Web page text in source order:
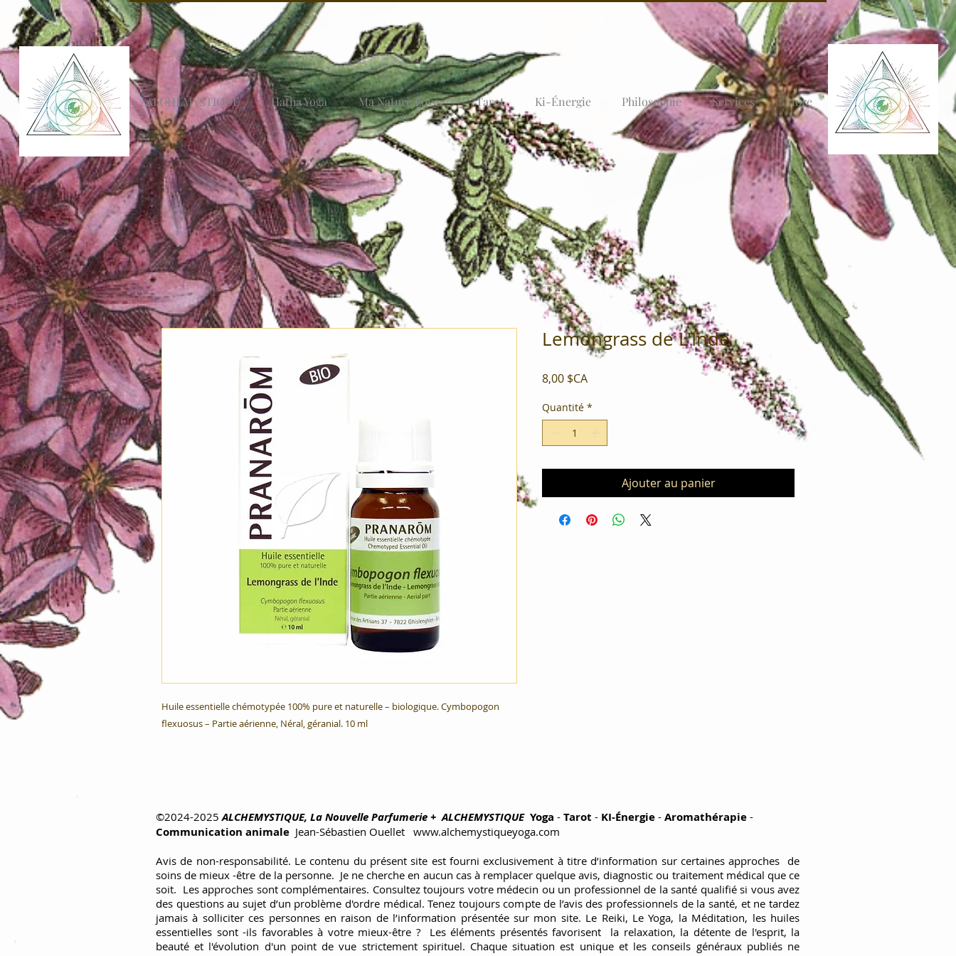
ALCHEMYSTIQUE Hatha Yoga Ma Nature Lovée Tarot Ki-Énergie Philosophie Services More
Huile essentielle chémotypée 100% pure et naturelle – biologique. Cymbopogon
flexuosus – Partie aérienne, Néral, géranial. 10 ml
Lemongrass de L'Inde
8,00 $CAPrix
Quantité *
Ajouter au panier
©2024-2025ALCHEMYSTIQUE, La Nouvelle Parfumerie + ALCHEMYSTIQUE Yoga - Tarot - KI-Énergie - Aromathérapie -
Communication animale Jean-Sébastien Ouellet www.alchemystiqueyoga.com
Avis de non-responsabilité. Le contenu du présent site est fourni exclusivement à titre d’information sur certaines approches de
soins de mieux -être de la personne. Je ne cherche en aucun cas à remplacer quelque avis, diagnostic ou traitement médical que ce
soit. Les approches sont complémentaires. Consultez toujours votre médecin ou un professionnel de la santé qualifié si vous avez
des questions au sujet d’un problème d'ordre médical. Tenez toujours compte de l’avis des professionnels de la santé, et ne tardez
jamais à solliciter ces personnes en raison de l’information présentée sur mon site. Le Reiki, Le Yoga, la Méditation, les huiles
essentielles sont -ils favorables à votre mieux-être ? Les éléments présentés favorisent la relaxation, la détente de l'esprit, la
beauté et l'évolution d'un point de vue strictement spirituel. Chaque situation est unique et les conseils généraux publiés ne